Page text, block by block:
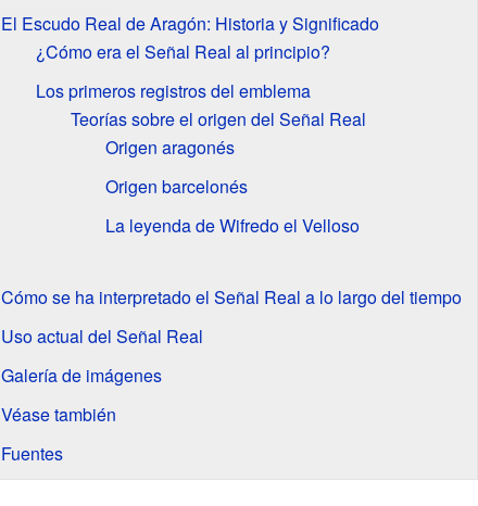
El Escudo Real de Aragón: Historia y Significado
¿Cómo era el Señal Real al principio?
Los primeros registros del emblema
Teorías sobre el origen del Señal Real
Origen aragonés
Origen barcelonés
La leyenda de Wifredo el Velloso
Cómo se ha interpretado el Señal Real a lo largo del tiempo
Uso actual del Señal Real
Galería de imágenes
Véase también
Fuentes